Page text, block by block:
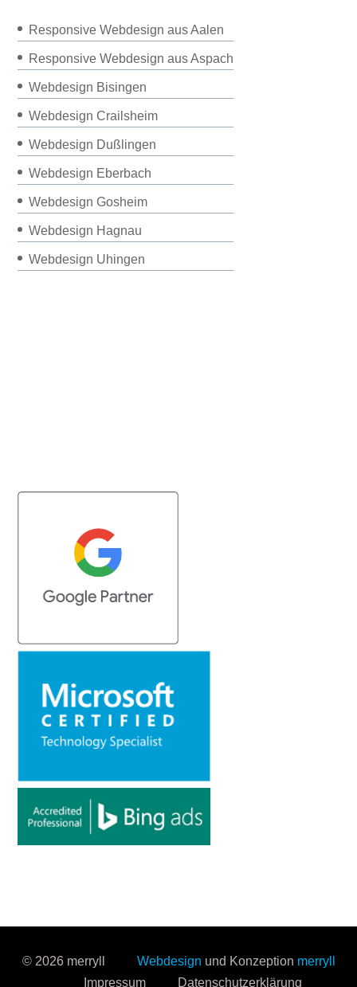
Responsive Webdesign aus Aalen
Responsive Webdesign aus Aspach
Webdesign Bisingen
Webdesign Crailsheim
Webdesign Dußlingen
Webdesign Eberbach
Webdesign Gosheim
Webdesign Hagnau
Webdesign Uhingen
© 2026 merryll Webdesign und Konzeption merryll
Impressum
Datenschutzerklärung